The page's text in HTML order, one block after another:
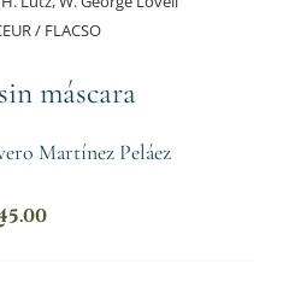
/ FLACSO
máscara
Martínez Peláez